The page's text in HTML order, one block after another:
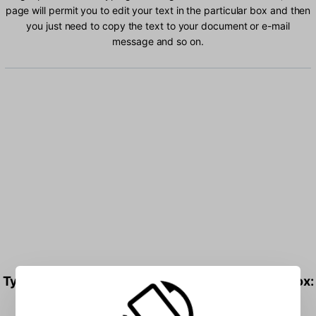
page will permit you to edit your text in the particular box and then
you just need to copy the text to your document or e-mail
message and so on.
Type Devanagari - INSCRIPT characters into the box: